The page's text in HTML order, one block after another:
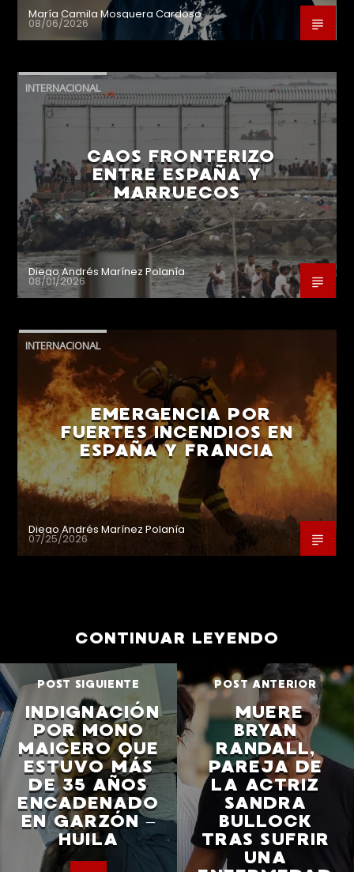
María Camila Mosquera Cardoso
08/06/2026
INTERNACIONAL
CAOS FRONTERIZO
ENTRE ESPAÑA Y
MARRUECOS
Diego Andrés Marínez Polanía
08/01/2026
INTERNACIONAL
EMERGENCIA POR
FUERTES INCENDIOS EN
ESPAÑA Y FRANCIA
Diego Andrés Marínez Polanía
07/25/2026
CONTINUAR LEYENDO
POST SIGUIENTE
INDIGNACIÓN
POR MONO
MAICERO QUE
ESTUVO MÁS
DE 35 AÑOS
ENCADENADO
EN GARZÓN –
HUILA
POST ANTERIOR
MUERE
BRYAN
RANDALL,
PAREJA DE
LA ACTRIZ
SANDRA
BULLOCK
TRAS SUFRIR
UNA